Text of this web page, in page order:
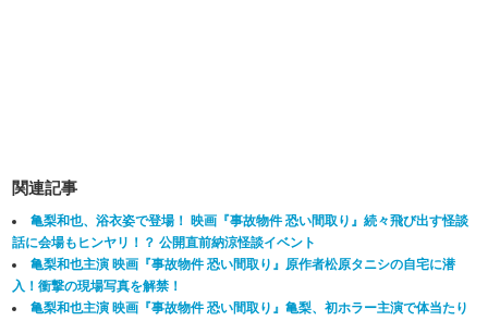
関連記事
亀梨和也、浴衣姿で登場！ 映画『事故物件 恐い間取り』続々飛び出す怪談
話に会場もヒンヤリ！？ 公開直前納涼怪談イベント
亀梨和也主演 映画『事故物件 恐い間取り』原作者松原タニシの自宅に潜
入！衝撃の現場写真を解禁！
亀梨和也主演 映画『事故物件 恐い間取り』亀梨、初ホラー主演で体当たり